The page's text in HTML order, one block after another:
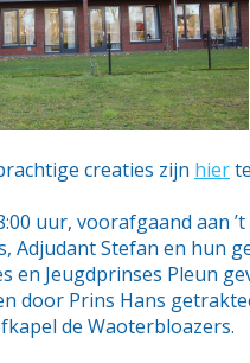
creaties zijn hier
uur, voorafgaand aan
Adjudant Stefan en hun
en Jeugdprinses Pleun
door Prins Hans
de Waoterbloazers.